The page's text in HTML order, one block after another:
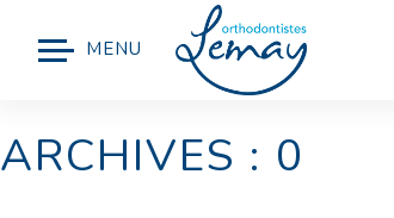
MENU
ARCHIVES : 0